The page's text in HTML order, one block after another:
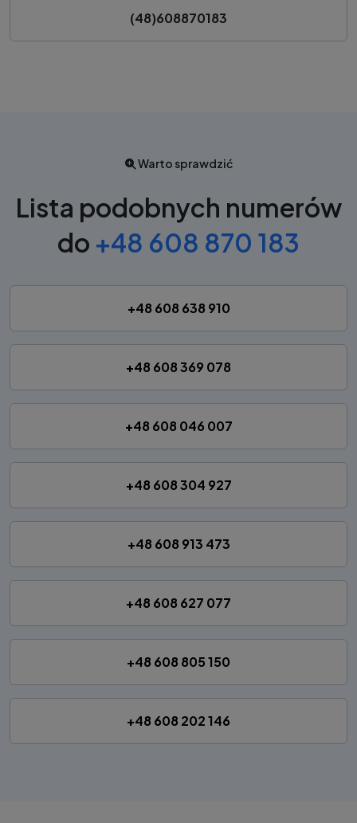
(48)608870183
Warto sprawdzić
Lista podobnych numerów
do +48 608 870 183
+48 608 638 910
+48 608 369 078
+48 608 046 007
+48 608 304 927
+48 608 913 473
+48 608 627 077
+48 608 805 150
+48 608 202 146